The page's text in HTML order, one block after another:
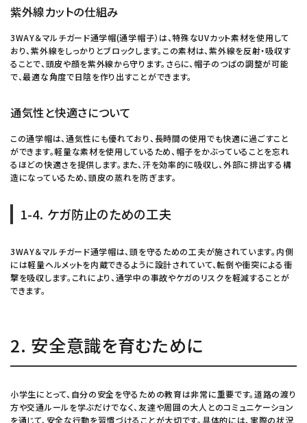
紫外線カットの仕組み
3WAY＆マルチガード通学帽(通学帽子）は、特殊なUVカット素材を使用して
おり、紫外線をしっかりとブロックします。この素材は、紫外線を反射・吸収す
ることで、頭皮や顔を紫外線から守ります。さらに、帽子のつばの調整が可能
で、最適な角度で日陰を作り出すことができます。
通気性と快適さについて
この通学帽は、通気性にも優れており、長時間の使用でも快適に過ごすこと
ができます。軽量な素材を使用しているため、帽子をかぶっていることを忘れ
るほどの快適さを提供します。また、汗を効率的に吸収し、外部に排出する構
造になっているため、頭皮の蒸れを防ぎます。
1-4. ケガ防止のための工夫
3WAY＆マルチガード通学帽は、頭を守るための工夫が施されています。内側
には軽量ヘルメットを内蔵できるように設計されていて、転倒や衝突による衝
撃を吸収します。これにより、通学中の事故やケガのリスクを軽減することが
できます。
2. 安全意識を育むために
小学生にとって、自分の安全を守るための教育は非常に重要です。道路の渡り
方や交通ルールを学ぶだけでなく、友達や周囲の大人とのコミュニケーション
を通じて、安全な行動を習慣づけることが大切です。具体的には、実際の状況